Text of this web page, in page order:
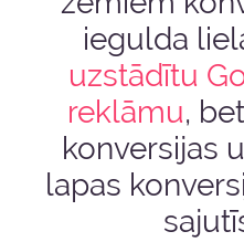
iegulda
uzstādītu
reklāmu,
konversijas
lapas